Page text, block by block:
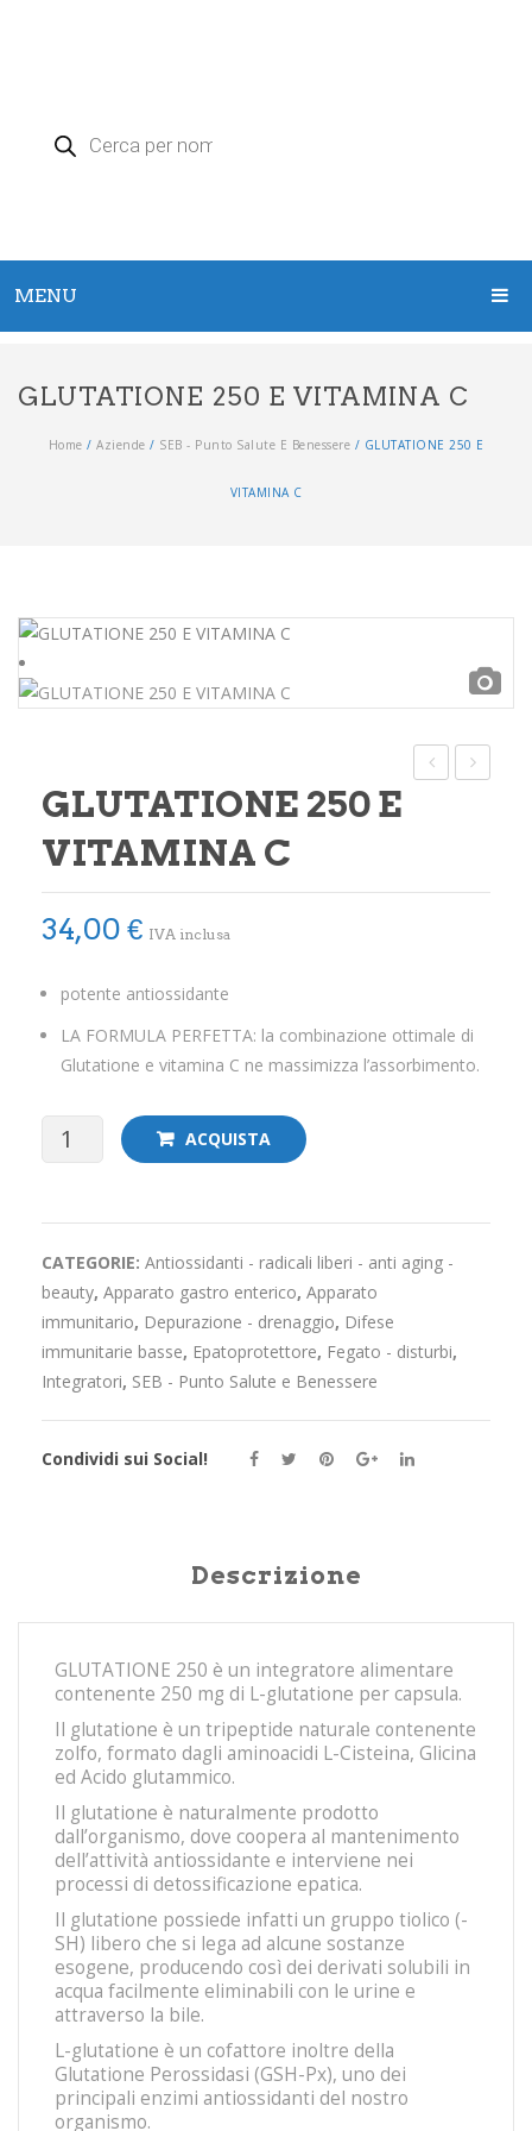
search
MENU
PRODOTTI
Cosmesi
Dispositivi medici
Alimenti bio
Sport
SINTOMI
CHI SIAMO
BLOG SALUTE
CONTATTI
AREA RISERVATA
GLUTATIONE 250 E VITAMINA C
Home / Aziende / SEB - Punto Salute E Benessere / GLUTATIONE 250 E
VITAMINA C
EXTRA
GLUTATIONE 250 E
VITAMINA C
34,00 € IVA inclusa
potente antiossidante
LA FORMULA PERFETTA: la combinazione ottimale di
Glutatione e vitamina C ne massimizza l’assorbimento.
GLUTATIONE
E
VITAMINA
C
quantità
ACQUISTA
CATEGORIE: Antiossidanti - radicali liberi - anti aging -
beauty, Apparato gastro enterico, Apparato
immunitario, Depurazione - drenaggio, Difese
immunitarie basse, Epatoprotettore, Fegato - disturbi,
Integratori, SEB - Punto Salute e Benessere
Condividi sui Social!
Descrizione
GLUTATIONE 250 è un integratore alimentare
contenente 250 mg di L-glutatione per capsula.
Il glutatione è un tripeptide naturale contenente
zolfo, formato dagli aminoacidi L-Cisteina, Glicina
ed Acido glutammico.
Il glutatione è naturalmente prodotto
dall’organismo, dove coopera al mantenimento
dell’attività antiossidante e interviene nei
processi di detossificazione epatica.
Il glutatione possiede infatti un gruppo tiolico (-
SH) libero che si lega ad alcune sostanze
esogene, producendo così dei derivati solubili in
acqua facilmente eliminabili con le urine e
attraverso la bile.
L-glutatione è un cofattore inoltre della
Glutatione Perossidasi (GSH-Px), uno dei
principali enzimi antiossidanti del nostro
organismo.